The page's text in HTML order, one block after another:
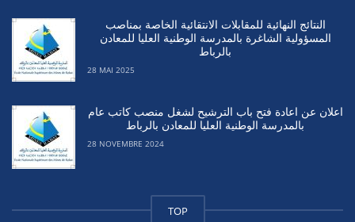
النتائج النهائية للمقابلات الانتقائية الخاصة بمناصب
المسؤولية الشاغرة بالمدرسة الوطنية العليا للمعادن
بالرباط
28 MAI 2025
اعلان عن اعادة فتح باب الترشيح لشغل منصب كاتب عام
بالمدرسة الوطنية العليا للمعادن بالرباط
28 NOVEMBRE 2024
TOP